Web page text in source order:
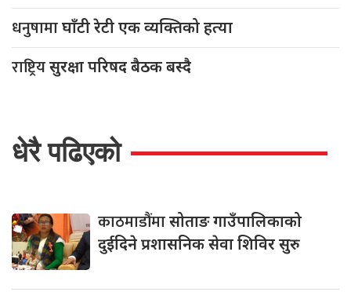
धनुषामाघाँटी रेटी एक व्यक्तिको हत्या
राष्ट्रियसुरक्षा परिषद बैठक बस्दै
धेरै पढिएको
काठमाडौंमासोताङ गाउँपालिकाको
दुईदिने प्रशासनिक सेवा शिविर सुरु